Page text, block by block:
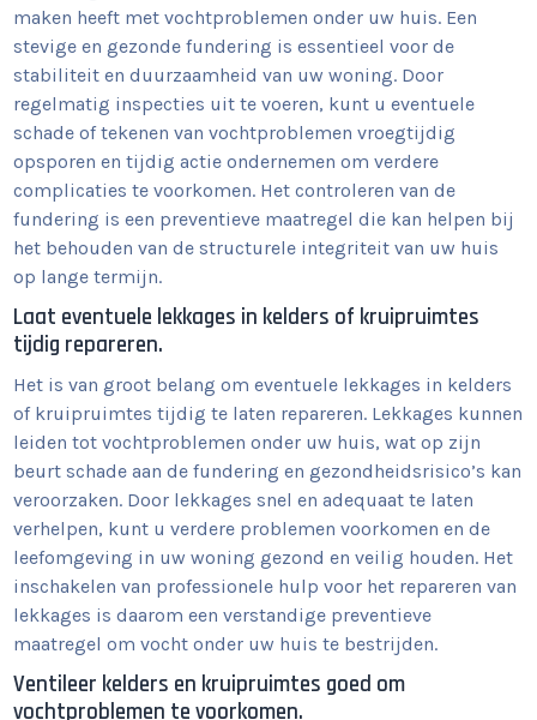
maken heeft met vochtproblemen onder uw huis. Een
stevige en gezonde fundering is essentieel voor de
stabiliteit en duurzaamheid van uw woning. Door
regelmatig inspecties uit te voeren, kunt u eventuele
schade of tekenen van vochtproblemen vroegtijdig
opsporen en tijdig actie ondernemen om verdere
complicaties te voorkomen. Het controleren van de
fundering is een preventieve maatregel die kan helpen bij
het behouden van de structurele integriteit van uw huis
op lange termijn.
Laat eventuele lekkages in kelders of kruipruimtes
tijdig repareren.
Het is van groot belang om eventuele lekkages in kelders
of kruipruimtes tijdig te laten repareren. Lekkages kunnen
leiden tot vochtproblemen onder uw huis, wat op zijn
beurt schade aan de fundering en gezondheidsrisico’s kan
veroorzaken. Door lekkages snel en adequaat te laten
verhelpen, kunt u verdere problemen voorkomen en de
leefomgeving in uw woning gezond en veilig houden. Het
inschakelen van professionele hulp voor het repareren van
lekkages is daarom een verstandige preventieve
maatregel om vocht onder uw huis te bestrijden.
Ventileer kelders en kruipruimtes goed om
vochtproblemen te voorkomen.